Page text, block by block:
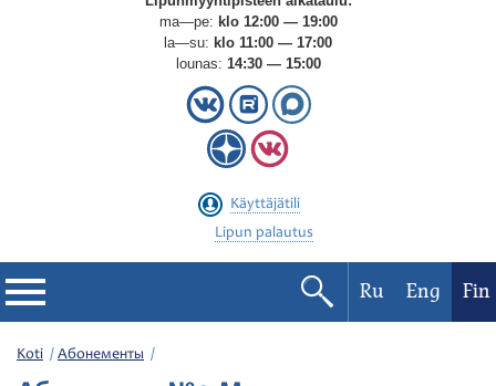
ma—pe: klo 12:00 — 19:00
la—su: klo 11:00 — 17:00
lounas: 14:30 — 15:00
Käyttäjätili
Lipun palautus
Filharmonia
Ru Eng Fin
Koti Абонементы